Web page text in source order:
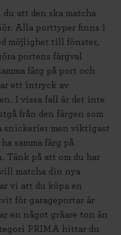
att den ska matcha
Alla porttyper finns i
möjlighet till fönster,
portens färgval
färg på port och
ett intryck av
I vissa fall är det inte
från den färgen som
snickerier men viktigast
samma färg på
Tänk på att om du har
matcha din nya
vi att du köpa en
för garageportar är
en något gråare ton än
PRIMA hittar du